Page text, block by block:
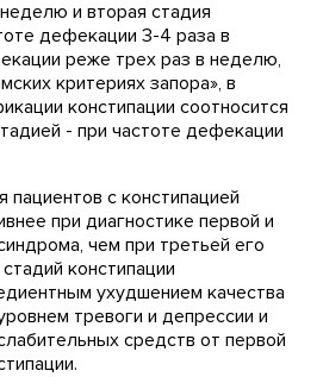
и вторая стадия
дефекации 3-4 раза в
реже трех раз в неделю,
критериях запора», в
констипации соотносится
- при частоте дефекации
пациентов с констипацией
при диагностике первой и
чем при третьей его
констипации
ухудшением качества
тревоги и депрессии и
средств от первой